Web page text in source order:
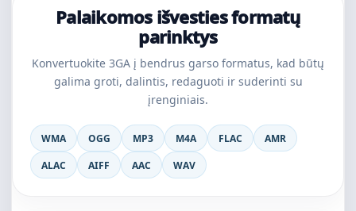
Palaikomos išvesties formatų
parinktys
Konvertuokite 3GA į bendrus garso formatus, kad būtų
galima groti, dalintis, redaguoti ir suderinti su
įrenginiais.
WMA OGG MP3 M4A FLAC
AMR
ALAC
AIFF AAC WAV